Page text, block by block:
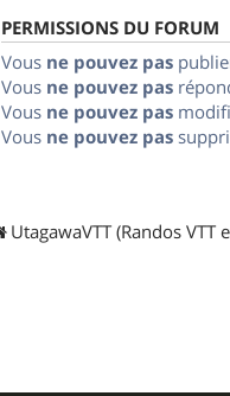
PERMISSIONS DU FORUM
Vous ne pouvez pas
Vous ne pouvez pas
Vous ne pouvez pas
Vous ne pouvez pas
UtagawaVTT (Randos VTT